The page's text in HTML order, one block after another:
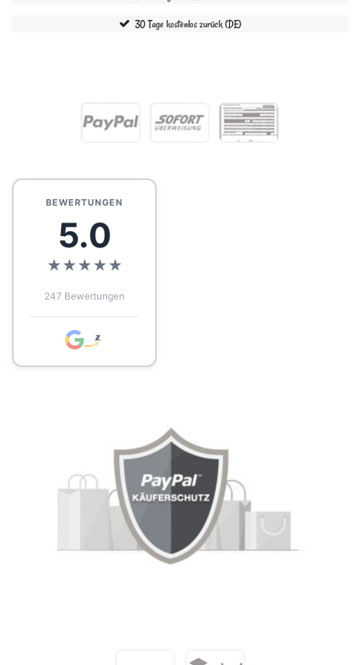
30 Tage kostenlos zurück (DE)
BEWERTUNGEN
5.0
★★★★★
247 Bewertungen